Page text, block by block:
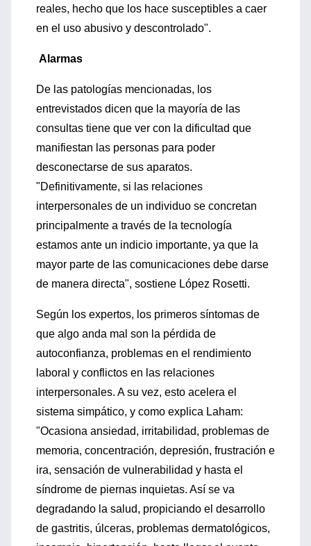
reales, hecho que los hace susceptibles a caer
en el uso abusivo y descontrolado".
Alarmas
De las patologías mencionadas, los
entrevistados dicen que la mayoría de las
consultas tiene que ver con la dificultad que
manifiestan las personas para poder
desconectarse de sus aparatos.
"Definitivamente, si las relaciones
interpersonales de un individuo se concretan
principalmente a través de la tecnología
estamos ante un indicio importante, ya que la
mayor parte de las comunicaciones debe darse
de manera directa", sostiene López Rosetti.
Según los expertos, los primeros síntomas de
que algo anda mal son la pérdida de
autoconfianza, problemas en el rendimiento
laboral y conflictos en las relaciones
interpersonales. A su vez, esto acelera el
sistema simpático, y como explica Laham:
"Ocasiona ansiedad, irritabilidad, problemas de
memoria, concentración, depresión, frustración e
ira, sensación de vulnerabilidad y hasta el
síndrome de piernas inquietas. Así se va
degradando la salud, propiciando el desarrollo
de gastritis, úlceras, problemas dermatológicos,